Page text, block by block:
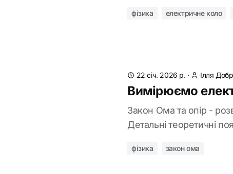
фізика електричне коло
22 січ. 2026 р. · Ілля
Вимірюємо
Закон Ома та опір -
Детальні теоретичні
фізика закон ома